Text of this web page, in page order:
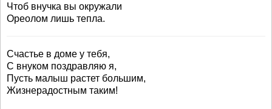
Чтоб внучка вы окружали
Ореолом лишь тепла.
Счастье в доме у тебя,
С внуком поздравляю я,
Пусть малыш растет большим,
Жизнерадостным таким!